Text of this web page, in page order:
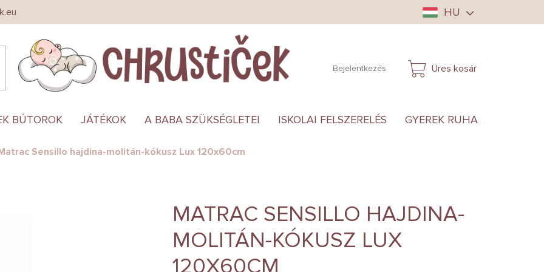
HU
Bejelentkezés
KOSÁR
Üres kosár
BÚTOROK JÁTÉKOK A BABA SZÜKSÉGLETEI ISKOLAI FELSZERELÉS GYEREK RUHA
Sensillo hajdina-molitán-kókusz Lux 120x60cm
MATRAC SENSILLO HAJDINA-
MOLITÁN-KÓKUSZ LUX
120X60CM